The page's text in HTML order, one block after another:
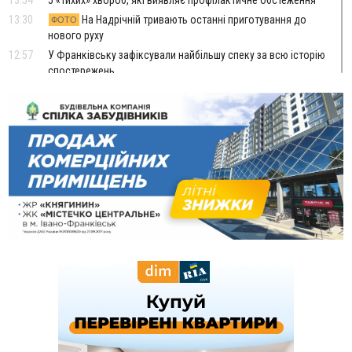
13:30
ФОТО На Надрічній тривають останні приготування до
нового руху
12:57
У Франківську зафіксували найбільшу спеку за всю історію
спостережень
Лікування наркоманії Київ: чому важливо розпочати
терапію якомога раніше
12:00
Франківця, який у Косові викрав за магазину понад 640
тисяч гривень у валюті, засудили до 5 років
11:50
Податкова передасть в Міноборони для "Оберегу" дані про
чоловіків 18–60 років
11:20
Водійка, яку на Сухомлинського побив інший керманич,
відмовилася від обвинувачення — справу закрили
10:45
У Франківську, Коломиї, Долині та Яремче 6 серпня
Змушував надсилати інтимні фото: на Прикарпатті
затримали підозрюваного у розбещенні малолітньої
АМКУ розпочав справу проти Гвіздецької селищної ради
через різні ставки земельного податку
Синоптики попереджають про значний дощ на Прикарпатті